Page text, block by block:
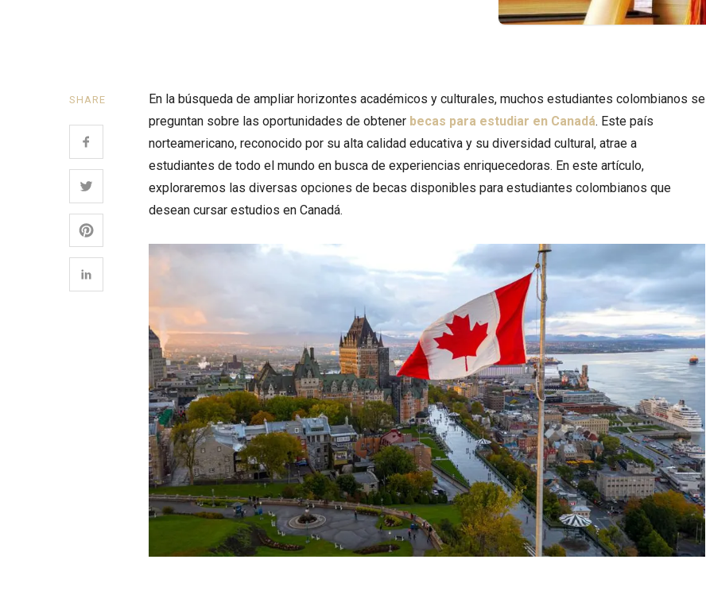
SHARE
En la búsqueda de ampliar horizontes académicos y culturales, muchos estudiantes colombianos se
preguntan sobre las oportunidades de obtener becas para estudiar en Canadá. Este país
norteamericano, reconocido por su alta calidad educativa y su diversidad cultural, atrae a
estudiantes de todo el mundo en busca de experiencias enriquecedoras. En este artículo,
exploraremos las diversas opciones de becas disponibles para estudiantes colombianos que
desean cursar estudios en Canadá.